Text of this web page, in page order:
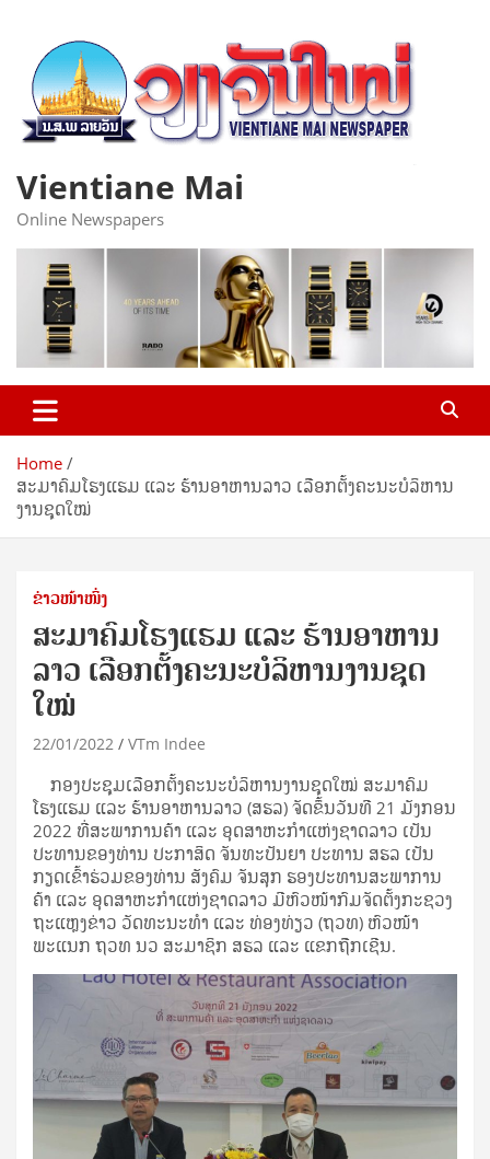
content
Vientiane Mai
Online Newspapers
Home
ສະມາຄົມໂຮງແຮມ ແລະ ຮ້ານອາຫານລາວ ເລືອກຕັ້ງຄະນະບໍລິຫານ
ງານຊຸດໃໝ່
ຂ່າວໜ້າໜຶ່ງ
ສະມາຄົມໂຮງແຮມ ແລະ ຮ້ານອາຫານ
ລາວ ເລືອກຕັ້ງຄະນະບໍລິຫານງານຊຸດ
ໃໝ່
22/01/2022 VTm Indee
ກອງປະຊຸມເລືອກຕັ້ງຄະນະບໍລິຫານງານຊຸດໃໝ່ ສະມາຄົມ
ໂຮງແຮມ ແລະ ຮ້ານອາຫານລາວ (ສຮລ) ຈັດຂຶ້ນວັນທີ 21 ມັງກອນ
2022 ທີ່ສະພາການຄ້າ ແລະ ອຸດສາຫະກຳແຫ່ງຊາດລາວ ເປັນ
ປະທານຂອງທ່ານ ປະກາສິດ ຈັນທະປັນຍາ ປະທານ ສຮລ ເປັນ
ກຽດເຂົ້າຮ່ວມຂອງທ່ານ ສັງຄົມ ຈັນສຸກ ຮອງປະທານສະພາການ
ຄ້າ ແລະ ອຸດສາຫະກຳແຫ່ງຊາດລາວ ມີຫົວໜ້າກົມຈັດຕັ້ງກະຊວງ
ຖະແຫຼງຂ່າວ ວັດທະນະທຳ ແລະ ທ່ອງທ່ຽວ (ຖວທ) ຫົວໜ້າ
ພະແນກ ຖວທ ນວ ສະມາຊິກ ສຮລ ແລະ ແຂກຖືກເຊີນ.